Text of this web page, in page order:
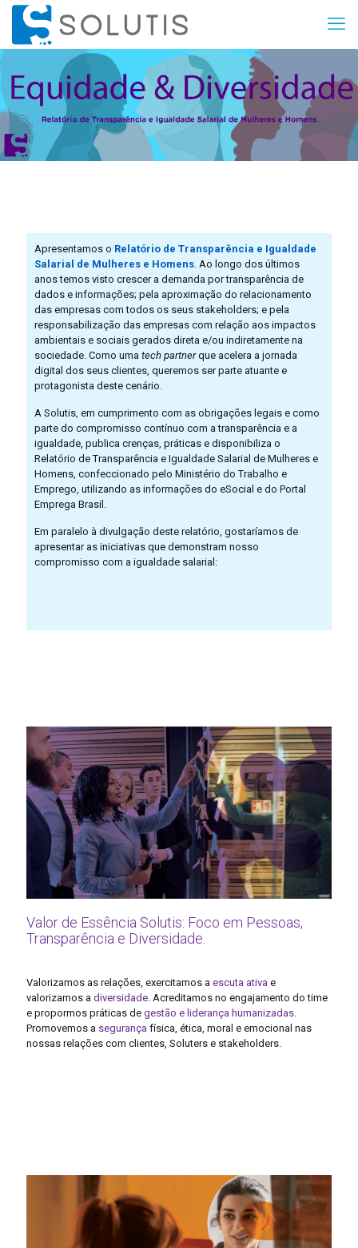
Apresentamos o Relatório de Transparência e Igualdade
Salarial de Mulheres e Homens. Ao longo dos últimos
anos temos visto crescer a demanda por transparência de
dados e informações; pela aproximação do relacionamento
das empresas com todos os seus stakeholders; e pela
responsabilização das empresas com relação aos impactos
ambientais e sociais gerados direta e/ou indiretamente na
sociedade. Como uma tech partnerque acelera a jornada
digital dos seus clientes, queremos ser parte atuante e
protagonista deste cenário.
A Solutis, em cumprimento com as obrigações legais e como
parte do compromisso contínuo com a transparência e a
igualdade, publica crenças, práticas e disponibiliza o
Relatório de Transparência e Igualdade Salarial de Mulheres e
Homens, confeccionado pelo Ministério do Trabalho e
Emprego, utilizando as informações do eSocial e do Portal
Emprega Brasil.
Em paralelo à divulgação deste relatório, gostaríamos de
apresentar as iniciativas que demonstram nosso
compromisso com a igualdade salarial:
Valor de Essência Solutis: Foco em Pessoas,
Transparência e Diversidade.
Valorizamos as relações, exercitamos a escuta ativa e
valorizamos a diversidade . Acreditamos no engajamento do time
e propormos práticas de gestão e liderança humanizadas
Promovemos a segurança física, ética, moral e emocional nas
nossas relações com clientes, Soluters e stakeholders.